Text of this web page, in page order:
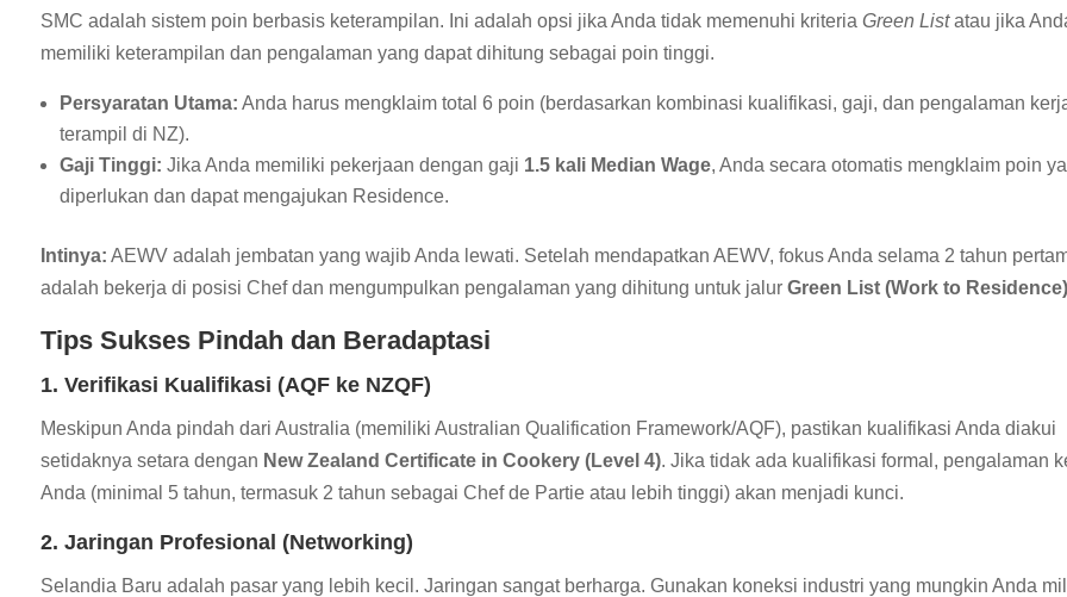
SMC adalah sistem poin berbasis keterampilan. Ini adalah opsi jika Anda tidak memenuhi kriteria Green Listatau jika
memiliki keterampilan dan pengalaman yang dapat dihitung sebagai poin tinggi.
Persyaratan Utama: Anda harus mengklaim total 6 poin (berdasarkan kombinasi kualifikasi, gaji, dan pengalaman
terampil di NZ).
Gaji Tinggi: Jika Anda memiliki pekerjaan dengan gaji 1.5 kali Median Wage, Anda secara otomatis mengklaim poin
diperlukan dan dapat mengajukan Residence.
Intinya: AEWV adalah jembatan yang wajib Anda lewati. Setelah mendapatkan AEWV, fokus Anda selama 2 tahun
adalah bekerja di posisi Chef dan mengumpulkan pengalaman yang dihitung untuk jalur Green List (Work to Residence)
Tips Sukses Pindah dan Beradaptasi
1. Verifikasi Kualifikasi (AQF ke NZQF)
Meskipun Anda pindah dari Australia (memiliki Australian Qualification Framework/AQF), pastikan kualifikasi Anda diakui
setidaknya setara dengan New Zealand Certificate in Cookery (Level 4). Jika tidak ada kualifikasi formal, pengalaman
Anda (minimal 5 tahun, termasuk 2 tahun sebagai Chef de Partie atau lebih tinggi) akan menjadi kunci.
2. Jaringan Profesional (Networking)
Selandia Baru adalah pasar yang lebih kecil. Jaringan sangat berharga. Gunakan koneksi industri yang mungkin Anda